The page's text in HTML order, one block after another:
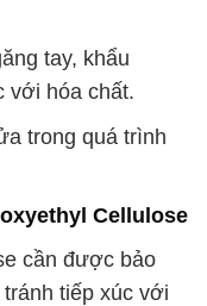
tay, khẩu
với hóa chất.
trong quá trình
Cellulose
cần được bảo
tiếp xúc với